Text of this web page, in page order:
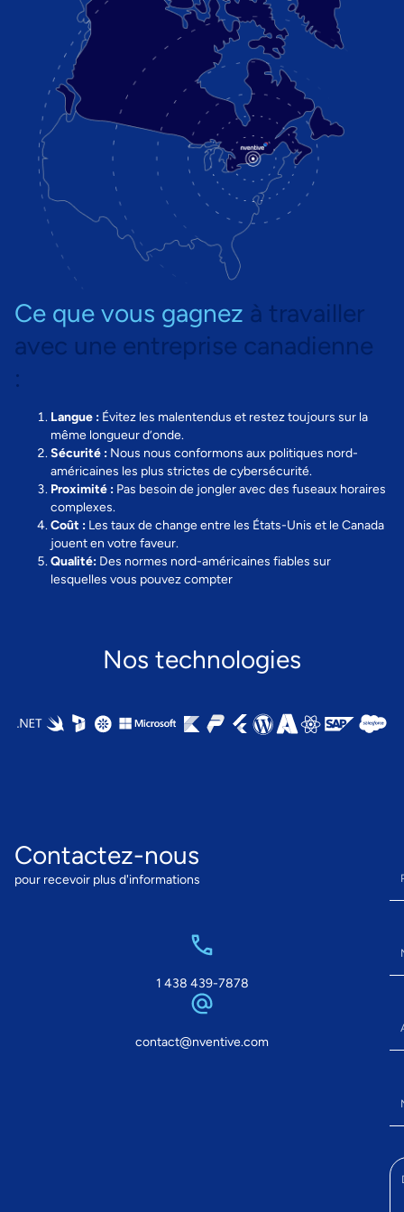
Ce que vous gagnez à travailler
avec une entreprise canadienne
:
Langue : Évitez les malentendus et restez toujours sur la
même longueur d’onde.
Sécurité : Nous nous conformons aux politiques nord-
américaines les plus strictes de cybersécurité.
Proximité : Pas besoin de jongler avec des fuseaux horaires
complexes.
Coût : Les taux de change entre les États-Unis et le Canada
jouent en votre faveur.
Qualité: Des normes nord-américaines fiables sur
lesquelles vous pouvez compter
Nos technologies
Contactez-nous
pour recevoir plus d'informations
1 438 439-7878
contact@nventive.com